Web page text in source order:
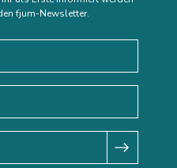
fjum-Newsletter.